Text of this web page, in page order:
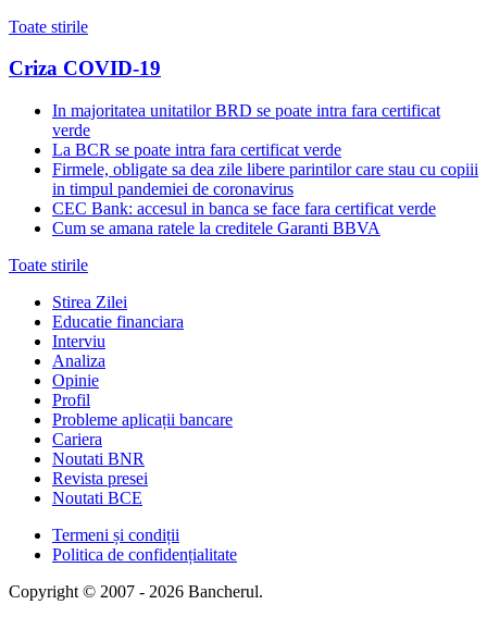
Toate stirile
Criza COVID-19
In majoritatea unitatilor BRD se poate intra fara certificat
verde
La BCR se poate intra fara certificat verde
Firmele, obligate sa dea zile libere parintilor care stau cu copiii
in timpul pandemiei de coronavirus
CEC Bank: accesul in banca se face fara certificat verde
Cum se amana ratele la creditele Garanti BBVA
Toate stirile
Stirea Zilei
Educatie financiara
Interviu
Analiza
Opinie
Profil
Probleme aplicații bancare
Cariera
Noutati BNR
Revista presei
Noutati BCE
Termeni și condiții
Politica de confidențialitate
Copyright © 2007 - 2026 Bancherul.